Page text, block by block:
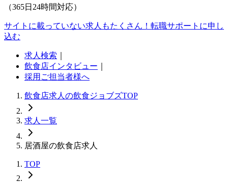
（365日24時間対応）
サイトに載っていない求人もたくさん！ 転職サポートに申し
込む
求人検索
飲食店インタビュー
採用ご担当者様へ
飲食店求人の飲食ジョブズTOP
求人一覧
居酒屋の飲食店求人
TOP